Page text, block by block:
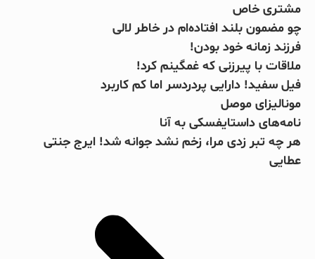
مشتری خاص
چو مضمون بلند افتاده‌ام در خاطر لالی
فرزند زمانه خود بودن!
ملاقات با پیرزنی که غمگینم کرد!
فیل سفید! دارایی پردردسر اما کم کاربرد
مونالیزای موصل
نامه‌های داستایفسکی به آنا
هر چه تبر زدی مرا، زخم نشد جوانه شد! ایرج جنتی
عطایی
جرج بست
بریل امبولو
جانلوکا ویالی
صلاح یا شورله
کینگزلی کومان